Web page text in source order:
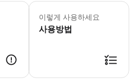
어린이 규정 -17세 이하 어린이는 무
이렇게 사용하세요
사용방법